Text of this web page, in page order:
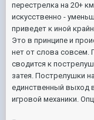
перестрелка на 20+
искусственно -
приведет к иной
Это в принципе и
нет от слова совсем.
сводится к
затея. Пострелушки
единственный выход
игровой механики.